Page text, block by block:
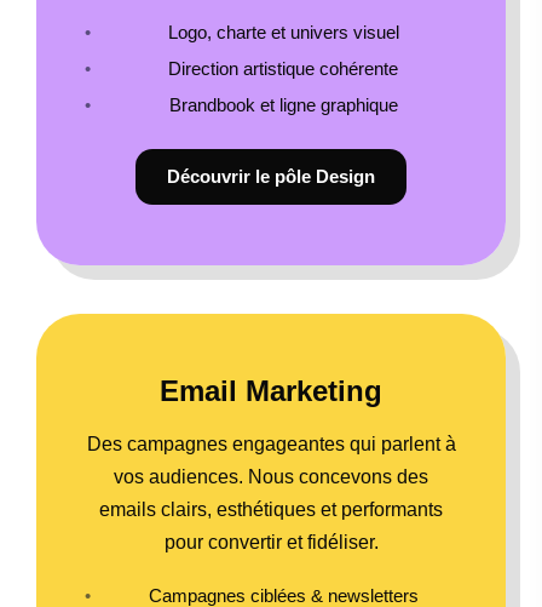
Logo, charte et univers visuel
Direction artistique cohérente
Brandbook et ligne graphique
Découvrir le pôle Design
Email Marketing
Des campagnes engageantes qui parlent à
vos audiences. Nous concevons des
emails clairs, esthétiques et performants
pour convertir et fidéliser.
Campagnes ciblées & newsletters